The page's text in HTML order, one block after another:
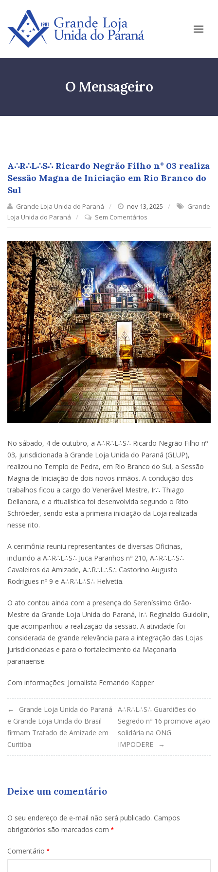
O Mensageiro
A∴R∴L∴S∴ Ricardo Negrão Filho nº 03 realiza
Sessão Magna de Iniciação em Rio Branco do
Sul
Grande Loja Unida do Paraná nov 13, 2025
Grande
Loja Unida do Paraná
Sem Comentários
No sábado, 4 de outubro, a A∴R∴L∴S∴ Ricardo Negrão Filho nº
03, jurisdicionada à Grande Loja Unida do Paraná (GLUP),
realizou no Templo de Pedra, em Rio Branco do Sul, a Sessão
Magna de Iniciação de dois novos irmãos. A condução dos
trabalhos ficou a cargo do Venerável Mestre, Ir∴ Thiago
Dellanora, e a ritualística foi desenvolvida segundo o Rito
Schröeder, sendo esta a primeira iniciação da Loja realizada
nesse rito.
A cerimônia reuniu representantes de diversas Oficinas,
incluindo a A∴R∴L∴S∴ Juca Paranhos nº 210, A∴R∴L∴S∴
Cavaleiros da Amizade, A∴R∴L∴S∴ Castorino Augusto
Rodrigues nº 9 e A∴R∴L∴S∴ Helvetia.
O ato contou ainda com a presença do Sereníssimo Grão-
Mestre da Grande Loja Unida do Paraná, Ir∴ Reginaldo Guidolin,
que acompanhou a realização da sessão. A atividade foi
considerada de grande relevância para a integração das Lojas
jurisdicionadas e para o fortalecimento da Maçonaria
paranaense.
Com informações: Jornalista Fernando Kopper
Navegação
de
Post
Grande Loja Unida do Paraná
e Grande Loja Unida do Brasil
firmam Tratado de Amizade em
Curitiba
A∴R∴L∴S∴ Guardiões do
Segredo nº 16 promove ação
solidária na ONG
IMPODERE
Deixe um comentário
O seu endereço de e-mail não será publicado. Campos
obrigatórios são marcados com *
Comentário *